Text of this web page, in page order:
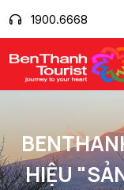
1900.6668
HIỆU